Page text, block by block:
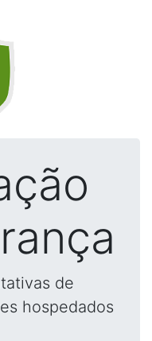
de
hospedados